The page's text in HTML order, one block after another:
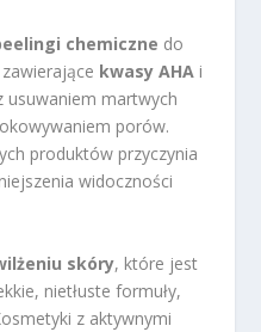
chemiczne do
kwasy AHA i
usuwaniem martwych
porów.
produktów przyczynia
widoczności
skóry, które jest
nietłuste formuły,
z aktywnymi